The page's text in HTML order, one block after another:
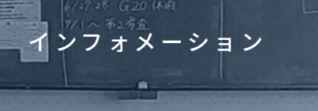
インフォメーション